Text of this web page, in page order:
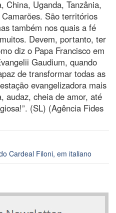
China, Uganda, Tanzânia,
São territórios
também nos quais a fé
Devem, portanto, ter
diz o Papa Francisco em
Gaudium, quando
de transformar todas as
evangelizadora mais
audaz, cheia de amor, até
(SL) (Agência Fides
Cardeal Filoni, em italiano